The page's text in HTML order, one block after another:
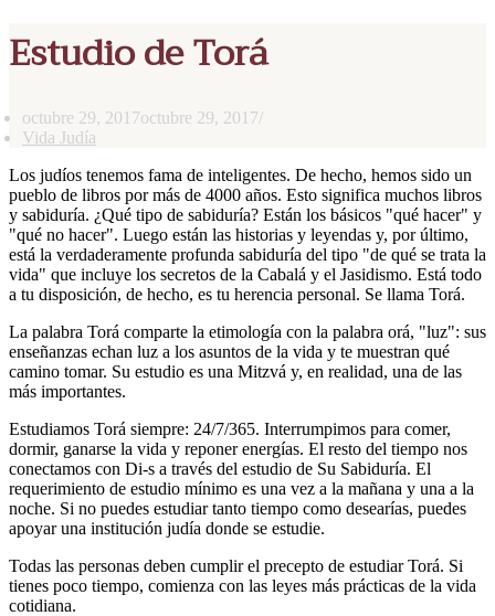
Estudio de Torá
octubre 29, 2017octubre 29, 2017
Vida Judía
Los judíos tenemos fama de inteligentes. De hecho, hemos sido un
pueblo de libros por más de 4000 años. Esto significa muchos libros
y sabiduría. ¿Qué tipo de sabiduría? Están los básicos "qué hacer" y
"qué no hacer". Luego están las historias y leyendas y, por último,
está la verdaderamente profunda sabiduría del tipo "de qué se trata la
vida" que incluye los secretos de la Cabalá y el Jasidismo. Está todo
a tu disposición, de hecho, es tu herencia personal. Se llama Torá.
La palabra Torá comparte la etimología con la palabra orá, "luz": sus
enseñanzas echan luz a los asuntos de la vida y te muestran qué
camino tomar. Su estudio es una Mitzvá y, en realidad, una de las
más importantes.
Estudiamos Torá siempre: 24/7/365. Interrumpimos para comer,
dormir, ganarse la vida y reponer energías. El resto del tiempo nos
conectamos con Di-s a través del estudio de Su Sabiduría. El
requerimiento de estudio mínimo es una vez a la mañana y una a la
noche. Si no puedes estudiar tanto tiempo como desearías, puedes
apoyar una institución judía donde se estudie.
Todas las personas deben cumplir el precepto de estudiar Torá. Si
tienes poco tiempo, comienza con las leyes más prácticas de la vida
cotidiana.